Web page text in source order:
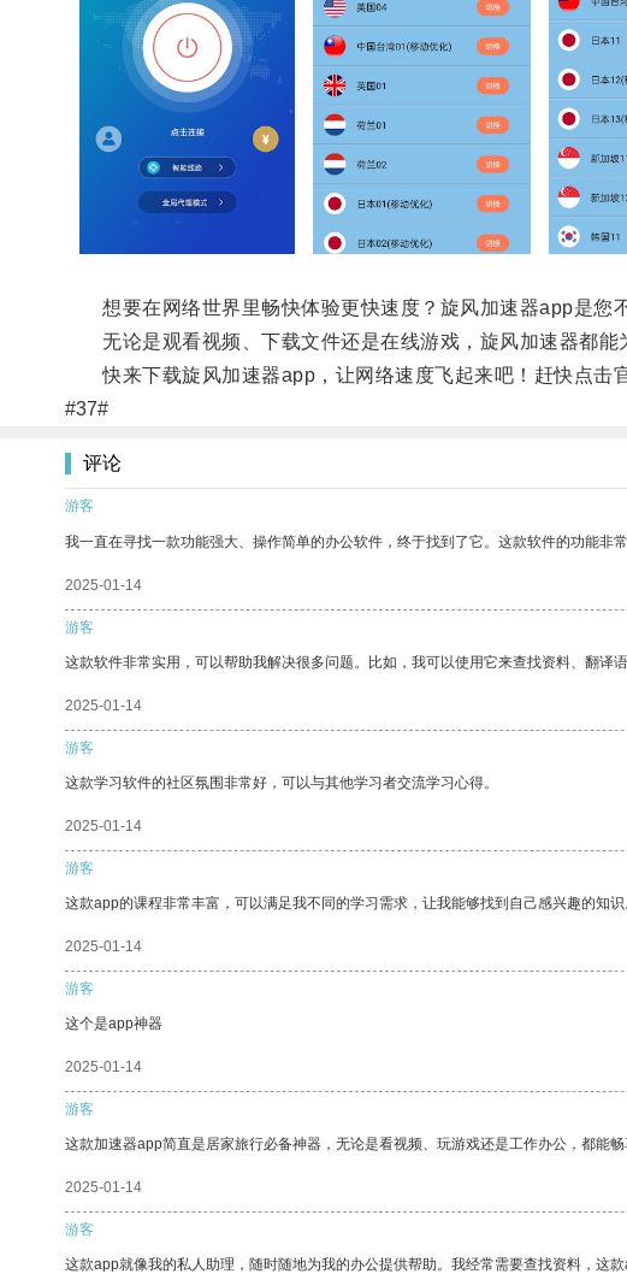
想要在网络世界里畅快体验更快速度？旋风加速器app是您
无论是观看视频、下载文件还是在线游戏，旋风加速器都能
快来下载旋风加速器app，让网络速度飞起来吧！赶快点击
#37#
评论
游客
我一直在寻找一款功能强大、操作简单的办公软件，终于找到了它。这款软件的功能非
2025-01-14
游客
这款软件非常实用，可以帮助我解决很多问题。比如，我可以使用它来查找资料、翻译语
2025-01-14
游客
这款学习软件的社区氛围非常好，可以与其他学习者交流学习心得。
2025-01-14
游客
这款app的课程非常丰富，可以满足我不同的学习需求，让我能够找到自己感兴趣的知识
2025-01-14
游客
这个是app神器
2025-01-14
游客
这款加速器app简直是居家旅行必备神器，无论是看视频、玩游戏还是工作办公，都能
2025-01-14
游客
这款app就像我的私人助理，随时随地为我的办公提供帮助。我经常需要查找资料，这